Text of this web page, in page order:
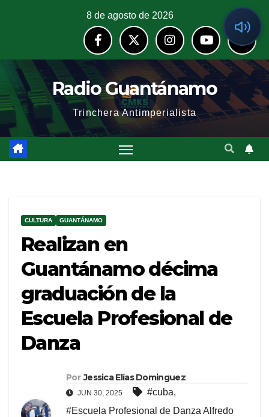
8 de agosto de 2026
Radio Guantánamo
Trinchera Antimperialista
CULTURA GUANTÁNAMO
Realizan en
Guantánamo décima
graduación de la
Escuela Profesional de
Danza
Por Jessica Elías Dominguez
JUN 30, 2025 #cuba,
#Escuela Profesional de Danza Alfredo